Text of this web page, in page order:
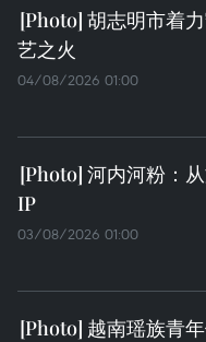
胡志明市着
艺之火
04/08/2026 01:00
河内河粉：
IP
03/08/2026 01:00
越南瑶族青